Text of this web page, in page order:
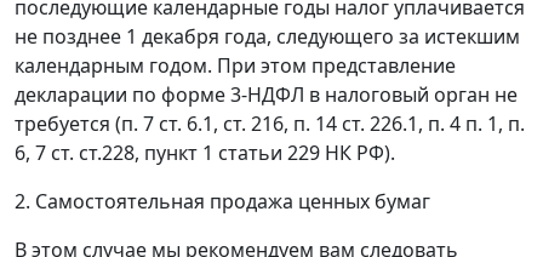
последующие календарные годы налог уплачивается
не позднее 1 декабря года, следующего за истекшим
календарным годом. При этом представление
декларации по форме 3-НДФЛ в налоговый орган не
требуется (п. 7 ст. 6.1, ст. 216, п. 14 ст. 226.1, п. 4 п. 1, п.
6, 7 ст. ст.228, пункт 1 статьи 229 НК РФ).
2. Самостоятельная продажа ценных бумаг
В этом случае мы рекомендуем вам следовать